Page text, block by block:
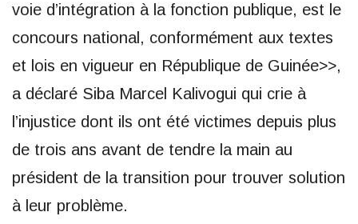
voie d’intégration à la fonction publique, est le
concours national, conformément aux textes
et lois en vigueur en République de Guinée>>,
a déclaré Siba Marcel Kalivogui qui crie à
l’injustice dont ils ont été victimes depuis plus
de trois ans avant de tendre la main au
président de la transition pour trouver solution
à leur problème.